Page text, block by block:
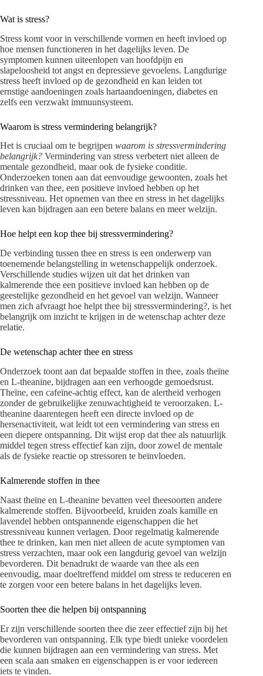
Wat is stress?
Stress komt voor in verschillende vormen en heeft invloed op
hoe mensen functioneren in het dagelijks leven. De
symptomen kunnen uiteenlopen van hoofdpijn en
slapeloosheid tot angst en depressieve gevoelens. Langdurige
stress heeft invloed op de gezondheid en kan leiden tot
ernstige aandoeningen zoals hartaandoeningen, diabetes en
zelfs een verzwakt immuunsysteem.
Waarom is stress vermindering belangrijk?
Het is cruciaal om te begrijpen waarom is stressvermindering
belangrijk? Vermindering van stress verbetert niet alleen de
mentale gezondheid, maar ook de fysieke conditie.
Onderzoeken tonen aan dat eenvoudige gewoonten, zoals het
drinken van thee, een positieve invloed hebben op het
stressniveau. Het opnemen van thee en stress in het dagelijks
leven kan bijdragen aan een betere balans en meer welzijn.
Hoe helpt een kop thee bij stressvermindering?
De verbinding tussen thee en stress is een onderwerp van
toenemende belangstelling in wetenschappelijk onderzoek.
Verschillende studies wijzen uit dat het drinken van
kalmerende thee een positieve invloed kan hebben op de
geestelijke gezondheid en het gevoel van welzijn. Wanneer
men zich afvraagt hoe helpt thee bij stressvermindering?, is het
belangrijk om inzicht te krijgen in de wetenschap achter deze
relatie.
De wetenschap achter thee en stress
Onderzoek toont aan dat bepaalde stoffen in thee, zoals theïne
en L-theanine, bijdragen aan een verhoogde gemoedsrust.
Theïne, een cafeïne-achtig effect, kan de alertheid verhogen
zonder de gebruikelijke zenuwachtigheid te veroorzaken. L-
theanine daarentegen heeft een directe invloed op de
hersenactiviteit, wat leidt tot een vermindering van stress en
een diepere ontspanning. Dit wijst erop dat thee als natuurlijk
middel tegen stress effectief kan zijn, door zowel de mentale
als de fysieke reactie op stressoren te beïnvloeden.
Kalmerende stoffen in thee
Naast theïne en L-theanine bevatten veel theesoorten andere
kalmerende stoffen. Bijvoorbeeld, kruiden zoals kamille en
lavendel hebben ontspannende eigenschappen die het
stressniveau kunnen verlagen. Door regelmatig kalmerende
thee te drinken, kan men niet alleen de acute symptomen van
stress verzachten, maar ook een langdurig gevoel van welzijn
bevorderen. Dit benadrukt de waarde van thee als een
eenvoudig, maar doeltreffend middel om stress te reduceren en
te zorgen voor een betere balans in het dagelijks leven.
Soorten thee die helpen bij ontspanning
Er zijn verschillende soorten thee die zeer effectief zijn bij het
bevorderen van ontspanning. Elk type biedt unieke voordelen
die kunnen bijdragen aan een vermindering van stress. Met
een scala aan smaken en eigenschappen is er voor iedereen
iets te vinden.